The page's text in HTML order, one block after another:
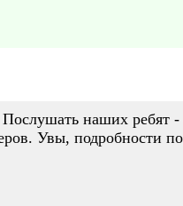
наших ребят
Увы, подробности